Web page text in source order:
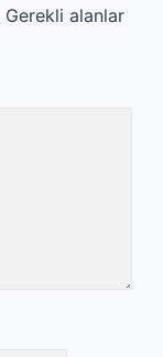
Gerekli alanlar